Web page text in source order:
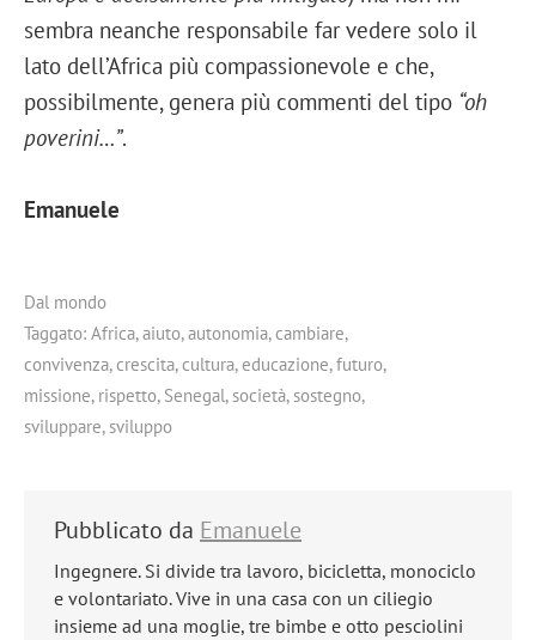
sembra neanche responsabile far vedere solo il
lato dell’Africa più compassionevole e che,
possibilmente, genera più commenti del tipo “oh
poverini…”.
Emanuele
Dal mondo
Taggato: Africa,aiuto,autonomia,cambiare,
convivenza,crescita,cultura,educazione,futuro,
missione, rispetto, Senegal,società,sostegno,
sviluppare,sviluppo
Pubblicato da Emanuele
Ingegnere. Si divide tra lavoro, bicicletta, monociclo
e volontariato. Vive in una casa con un ciliegio
insieme ad una moglie, tre bimbe e otto pesciolini